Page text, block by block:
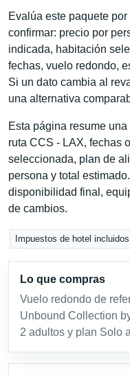
Evalúa este paquete
confirmar: precio por
indicada, habitación
fechas, vuelo redondo,
Si un dato cambia al
una alternativa
Esta página resume
ruta CCS - LAX, fechas
seleccionada, plan de
persona y total
disponibilidad final,
de cambios.
Impuestos de hotel
Lo que compras
Vuelo redondo de
Unbound Collection
2 adultos y plan Solo